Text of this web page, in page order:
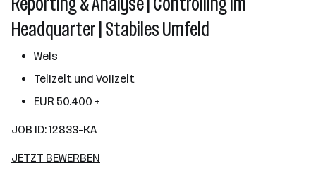
Headquarter | Stabiles Umfeld
Wels
Teilzeit und Vollzeit
EUR 50.400 +
JOB ID: 12833-KA
JETZT BEWERBEN